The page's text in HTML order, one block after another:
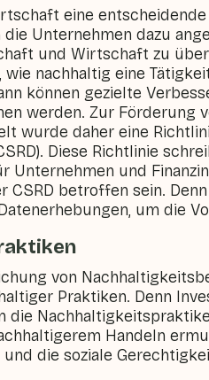
eine
Unternehmen dazu
und Wirtschaft zu
nachhaltig eine
können gezielte
werden. Zur Förderung
wurde daher eine
Diese Richtlinie
und
CSRD betroffen sein.
um die
von
Praktiken. Denn
die
Handeln
die soziale